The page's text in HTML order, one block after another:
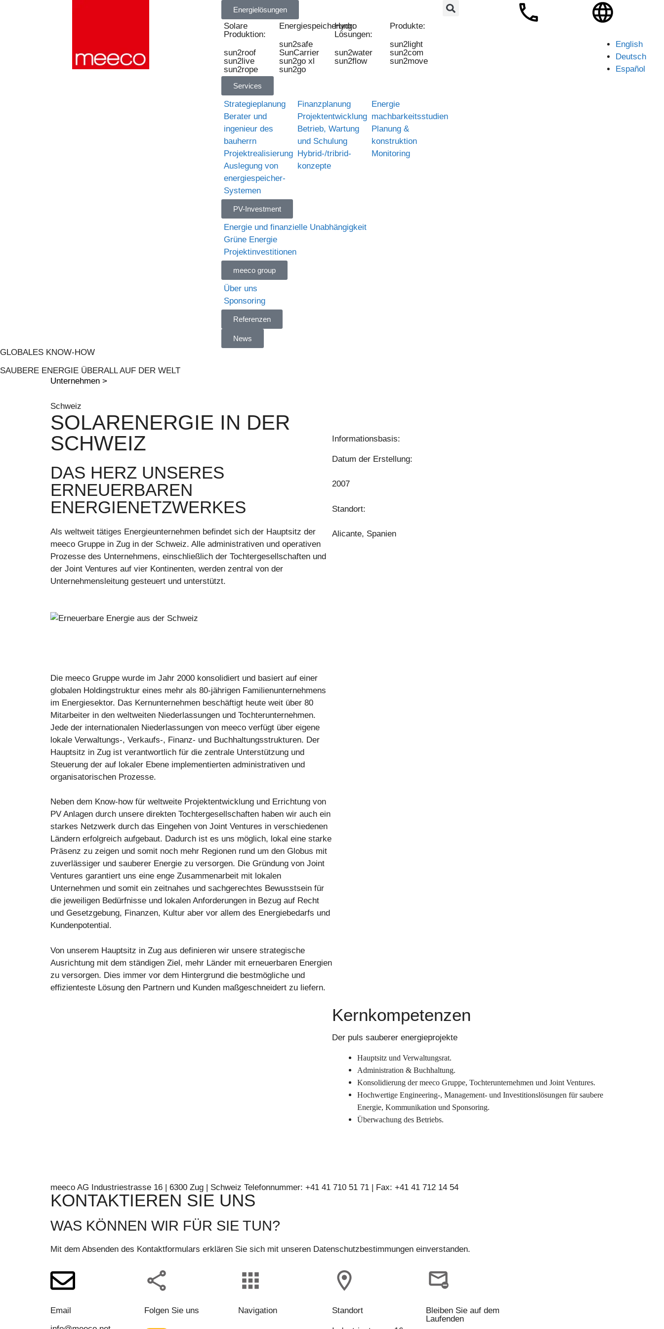
Energielösungen
Solare
Produktion:
sun2roof
sun2live
sun2rope
Energiespeicherung:
sun2safe
SunCarrier
sun2go xl
sun2go
Hydro
Lösungen:
sun2water
sun2flow
Produkte:
sun2light
sun2com
sun2move
Services
Strategieplanung
Berater und
ingenieur des
bauherrn
Projektrealisierung
Auslegung von
energiespeicher-
Systemen
Finanzplanung
Projektentwicklung
Betrieb, Wartung
und Schulung
Hybrid-/tribrid-
konzepte
Energie
machbarkeitsstudien
Planung &
konstruktion
Monitoring
PV-Investment
Energie und finanzielle Unabhängigkeit
Grüne Energie
Projektinvestitionen
meeco group
Über uns
Sponsoring
Referenzen
News
English
Deutsch
Español
GLOBALES KNOW-HOW
SAUBERE ENERGIE ÜBERALL AUF DER WELT
Unternehmen >
Schweiz
SOLARENERGIE IN DER
SCHWEIZ
DAS HERZ UNSERES
ERNEUERBAREN
ENERGIENETZWERKES
Als weltweit tätiges Energieunternehmen befindet sich der Hauptsitz der
meeco Gruppe in Zug in der Schweiz. Alle administrativen und operativen
Prozesse des Unternehmens, einschließlich der Tochtergesellschaften und
der Joint Ventures auf vier Kontinenten, werden zentral von der
Unternehmensleitung gesteuert und unterstützt.
Die meeco Gruppe wurde im Jahr 2000 konsolidiert und basiert auf einer
globalen Holdingstruktur eines mehr als 80-jährigen Familienunternehmens
im Energiesektor. Das Kernunternehmen beschäftigt heute weit über 80
Mitarbeiter in den weltweiten Niederlassungen und Tochterunternehmen.
Jede der internationalen Niederlassungen von meeco verfügt über eigene
lokale Verwaltungs-, Verkaufs-, Finanz- und Buchhaltungsstrukturen. Der
Hauptsitz in Zug ist verantwortlich für die zentrale Unterstützung und
Steuerung der auf lokaler Ebene implementierten administrativen und
organisatorischen Prozesse.
Neben dem Know-how für weltweite Projektentwicklung und Errichtung von
PV Anlagen durch unsere direkten Tochtergesellschaften haben wir auch ein
starkes Netzwerk durch das Eingehen von Joint Ventures in verschiedenen
Ländern erfolgreich aufgebaut. Dadurch ist es uns möglich, lokal eine starke
Präsenz zu zeigen und somit noch mehr Regionen rund um den Globus mit
zuverlässiger und sauberer Energie zu versorgen. Die Gründung von Joint
Ventures garantiert uns eine enge Zusammenarbeit mit lokalen
Unternehmen und somit ein zeitnahes und sachgerechtes Bewusstsein für
die jeweiligen Bedürfnisse und lokalen Anforderungen in Bezug auf Recht
und Gesetzgebung, Finanzen, Kultur aber vor allem des Energiebedarfs und
Kundenpotential.
Von unserem Hauptsitz in Zug aus definieren wir unsere strategische
Ausrichtung mit dem ständigen Ziel, mehr Länder mit erneuerbaren Energien
zu versorgen. Dies immer vor dem Hintergrund die bestmögliche und
effizienteste Lösung den Partnern und Kunden maßgeschneidert zu liefern.
Informationsbasis:
Datum der Erstellung:
2007
Standort:
Alicante, Spanien
Kernkompetenzen
Der puls sauberer energieprojekte
Hauptsitz und Verwaltungsrat.
Administration & Buchhaltung.
Konsolidierung der meeco Gruppe, Tochterunternehmen und Joint Ventures.
Hochwertige Engineering-, Management- und Investitionslösungen für saubere
Energie, Kommunikation und Sponsoring.
Überwachung des Betriebs.
meeco AG Industriestrasse 16 | 6300 Zug | Schweiz Telefonnummer: +41 41 710 51 71 | Fax: +41 41 712 14 54
KONTAKTIEREN SIE UNS
WAS KÖNNEN WIR FÜR SIE TUN?
Mit dem Absenden des Kontaktformulars erklären Sie sich mit unseren Datenschutzbestimmungen einverstanden.
Email
Folgen Sie uns Navigation Standort
Bleiben Sie auf dem
Laufenden